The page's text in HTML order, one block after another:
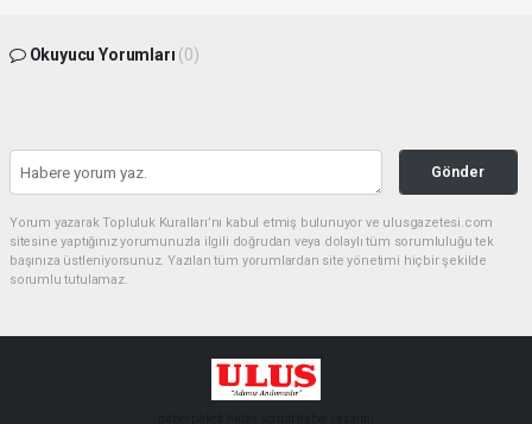
Okuyucu Yorumları (0)
Gönder
Yorum yazarak Topluluk Kuralları’nı kabul etmiş bulunuyor ve ulusgazetesi.com
sitesine yaptığınız yorumunuzla ilgili doğrudan veya dolaylı tüm sorumluluğu tek
başınıza üstleniyorsunuz. Yazılan tüm yorumlardan site yönetimi hiçbir şekilde
sorumlu tutulamaz.